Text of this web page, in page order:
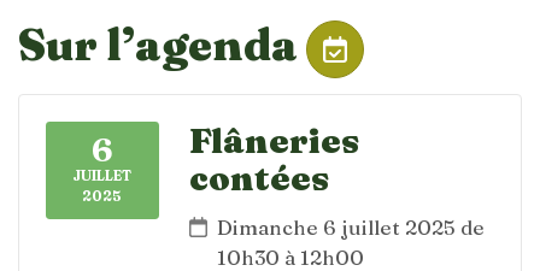
Sur l’agenda
6
JUILLET
2025
Flâneries
contées
Dimanche 6 juillet 2025 de
10h30 à 12h00